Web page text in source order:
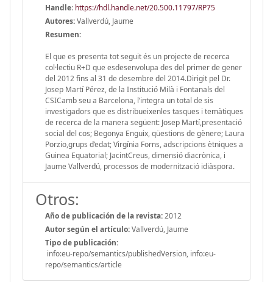
Handle: https://hdl.handle.net/20.500.11797/RP75
Autores:Vallverdú, Jaume
Resumen:
El que es presenta tot seguit és un projecte de recerca
col·lectiu R+D que esdesenvolupa des del primer de gener
del 2012 fins al 31 de desembre del 2014.Dirigit pel Dr.
Josep Martí Pérez, de la Institució Milà i Fontanals del
CSICamb seu a Barcelona, l’integra un total de sis
investigadors que es distribueixenles tasques i temàtiques
de recerca de la manera següent: Josep Martí,presentació
social del cos; Begonya Enguix, qüestions de gènere; Laura
Porzio,grups d’edat; Virgínia Forns, adscripcions ètniques a
Guinea Equatorial; JacintCreus, dimensió diacrònica, i
Jaume Vallverdú, processos de modernització idiàspora.
Otros:
Año de publicación de la revista:2012
Autor según el artículo:Vallverdú, Jaume
Tipo de publicación:
info:eu-repo/semantics/publishedVersion, info:eu-
repo/semantics/article